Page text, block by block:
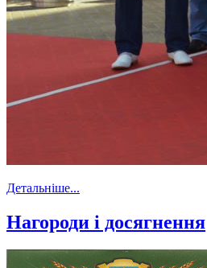
Детальніше...
Нагороди і досягнення